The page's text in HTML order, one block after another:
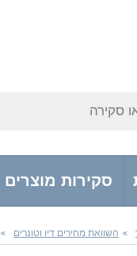
סקירה
סקירות מוצרים
> השוואת מחירים דיו וטונרים >